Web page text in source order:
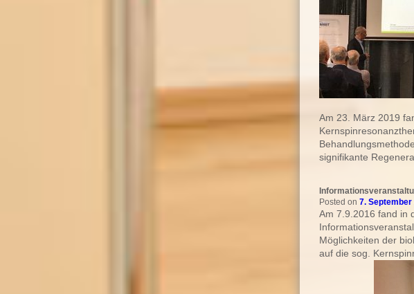
Am 23. März 2019
signifikante
Posted on7. September
Am 7.9.2016 fand in
Möglichkeiten der
auf die sog.